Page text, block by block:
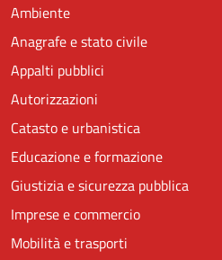
Ambiente
Anagrafe e stato civile
Appalti pubblici
Autorizzazioni
Catasto e urbanistica
Educazione e formazione
Giustizia e sicurezza pubblica
Imprese e commercio
Mobilità e trasporti